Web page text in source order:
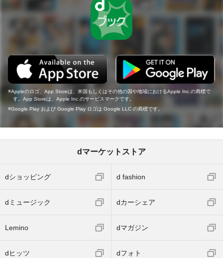
Appleのロゴ、App Storeは、米国もしくはその他の国や地域におけるApple Inc.の商標で
す。App Storeは、Apple Inc.のサービスマークです。
Google Play および Google Play ロゴは Google LLC の商標です。
dマーケットストア
dショッピング d fashion
dミュージック dカーシェア
Lemino dマガジン
dヒッツ dフォト